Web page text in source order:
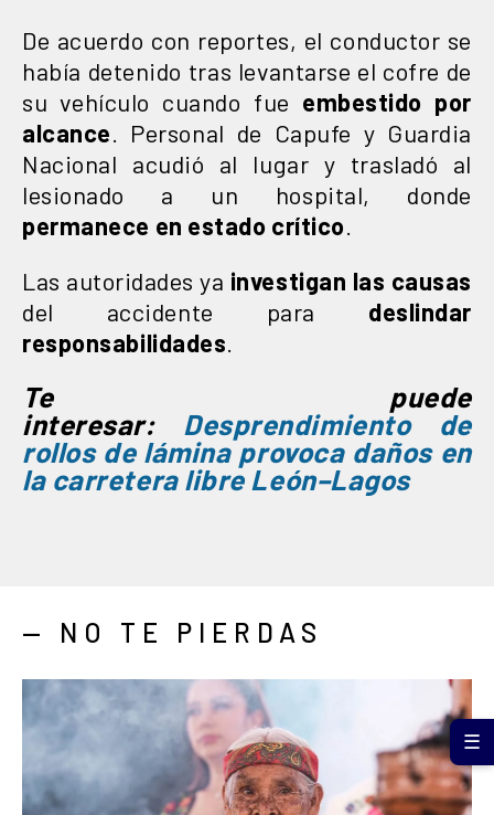
De acuerdo con reportes, el conductor se
había detenido tras levantarse el cofre de
su vehículo cuando fue embestido por
alcance . Personal de Capufe y Guardia
Nacional acudió al lugar y trasladó al
lesionado a un hospital, donde
permanece en estado crítico
Las autoridades ya investigan las causas
del accidente para deslindar
responsabilidades
Te puede
interesar: Desprendimiento de
rollos de lámina provoca daños en
la carretera libre León–Lagos
— NO TE PIERDAS
☰